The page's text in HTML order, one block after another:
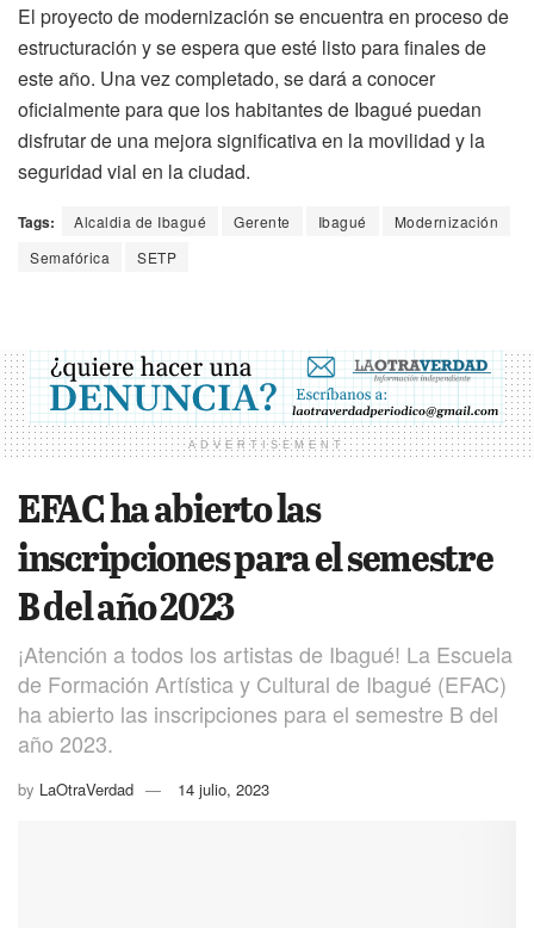
El proyecto de modernización se encuentra en proceso de
estructuración y se espera que esté listo para finales de
este año. Una vez completado, se dará a conocer
oficialmente para que los habitantes de Ibagué puedan
disfrutar de una mejora significativa en la movilidad y la
seguridad vial en la ciudad.
Tags: Alcaldia de Ibagué Gerente Ibagué
Modernización
Semafórica
SETP
ADVERTISEMENT
EFAC ha abierto las
inscripciones para el semestre
B del año 2023
¡Atención a todos los artistas de Ibagué! La Escuela
de Formación Artística y Cultural de Ibagué (EFAC)
ha abierto las inscripciones para el semestre B del
año 2023.
by LaOtraVerdad 14 julio, 2023